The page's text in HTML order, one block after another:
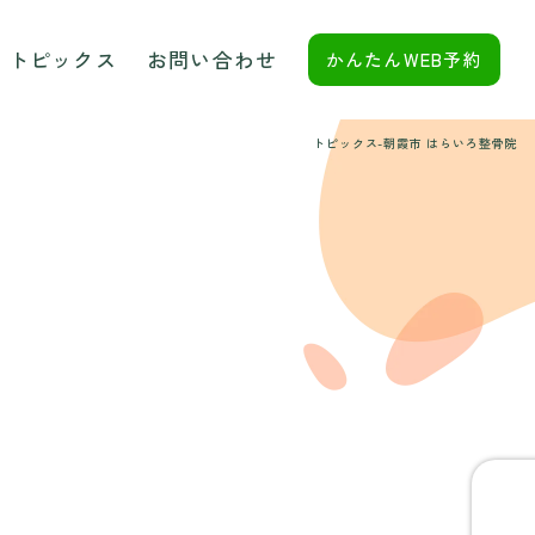
トピックス お問い合わせ かんたんWEB予約
トピックス-朝霞市 はらいろ整骨院